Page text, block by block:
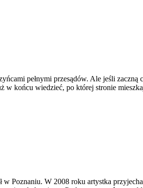
pełnymi przesądów. Ale jeśli
w końcu wiedzieć, po której stronie
Poznaniu. W 2008 roku artystka